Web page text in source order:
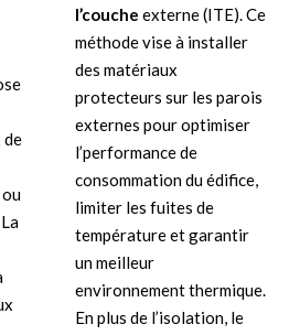
de
l’couche externe (ITE). Ce
méthode vise à installer
des matériaux
protecteurs sur les parois
externes pour optimiser
l’performance de
consommation du édifice,
limiter les fuites de
température et garantir
un meilleur
environnement thermique.
En plus de l’isolation, le